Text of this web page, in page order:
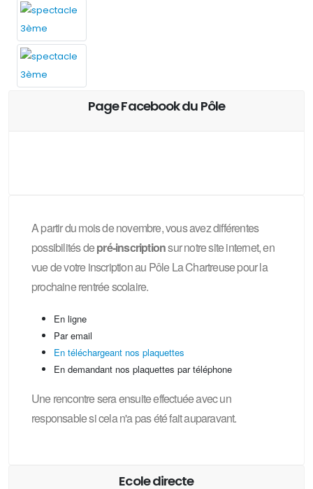
Page Facebook du Pôle
A partir du mois de novembre, vous avez différentes
possibilités depré-inscriptionsur notre site internet, en
vue de votre inscription au Pôle La Chartreuse pour la
prochaine rentrée scolaire.
En ligne
Par email
En téléchargeant nos plaquettes
En demandant nos plaquettes par téléphone
Une rencontre sera ensuite effectuée avec un
responsable si cela n'a pas été fait auparavant.
Ecole directe